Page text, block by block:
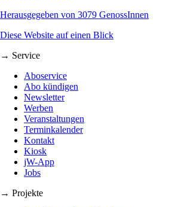
Herausgegeben von 3079 GenossInnen
Diese Website auf einen Blick
→ Service
Aboservice
Abo kündigen
Newsletter
Werben
Veranstaltungen
Terminkalender
Kontakt
Kiosk
jW-App
Jobs
→ Projekte